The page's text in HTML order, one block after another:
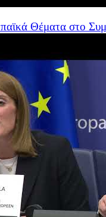
Θέματα στο